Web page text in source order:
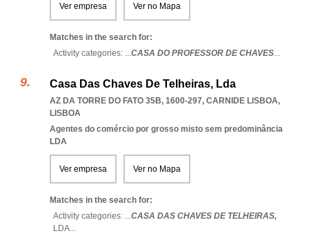
Ver empresa Ver no Mapa
Matches in the search for:
Activity categories: ...CASA DO PROFESSOR DE CHAVES...
Casa Das Chaves De Telheiras, Lda
AZ DA TORRE DO FATO 35B, 1600-297, CARNIDE LISBOA,
LISBOA
Agentes do comércio por grosso misto sem predominância
LDA
Ver empresa Ver no Mapa
Matches in the search for:
Activity categories: ...CASA DAS CHAVES DE TELHEIRAS,
LDA...